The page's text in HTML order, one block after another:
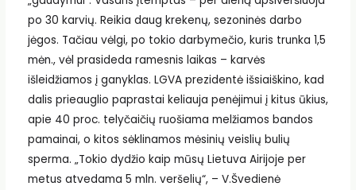
po 30 karvių. Reikia daug krekenų, sezoninės darbo
jėgos. Tačiau vėlgi, po tokio darbymečio, kuris trunka 1,5
mėn., vėl prasideda ramesnis laikas – karvės
išleidžiamos į ganyklas. LGVA prezidentė išsiaiškino, kad
dalis prieauglio paprastai keliauja penėjimui į kitus ūkius,
apie 40 proc. telyčaičių ruošiama melžiamos bandos
pamainai, o kitos sėklinamos mėsinių veislių bulių
sperma. „Tokio dydžio kaip mūsų Lietuva Airijoje per
metus atvedama 5 mln. veršelių“, – V.Švedienė